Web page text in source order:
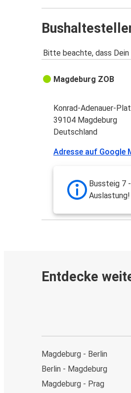
Bitte beachte, dass
Magdeburg ZOB
Konrad-Adenauer-
39104 Magdeburg
Deutschland
Adresse auf Google
Bussteig 7
Auslastung!
Entdecke
Magdeburg - Berlin
Berlin - Magdeburg
Magdeburg - Prag